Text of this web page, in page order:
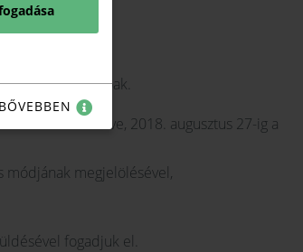
találhatóak.
kitöltve, 2018. augusztus 27-ig a
módjának megjelölésével,
fogadjuk el.
BŐVEBBEN